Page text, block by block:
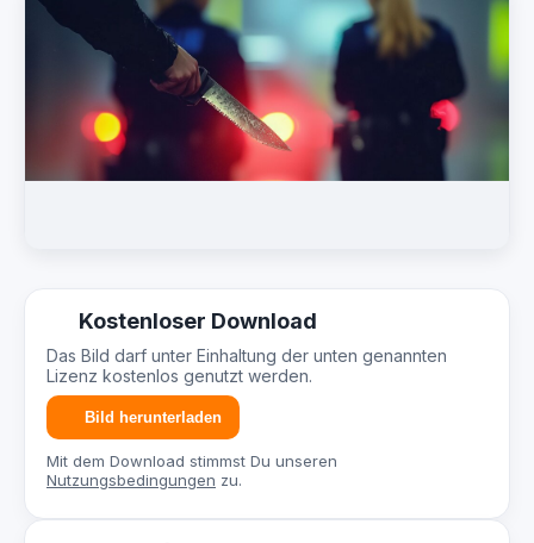
Kostenloser Download
Das Bild darf unter Einhaltung der unten genannten
Lizenz kostenlos genutzt werden.
Bild herunterladen
Mit dem Download stimmst Du unseren
Nutzungsbedingungen zu.